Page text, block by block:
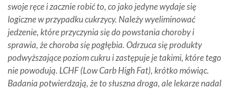
swoje ręce i zacznie robić to, co jako jedyne wydaje się
logiczne w przypadku cukrzycy. Należy wyeliminować
jedzenie, które przyczynia się do powstania choroby i
sprawia, że choroba się pogłębia. Odrzuca się produkty
podwyższające poziom cukru i zastępuje je takimi, które tego
nie powodują. LCHF (Low Carb High Fat), krótko mówiąc.
Badania potwierdzają, że to słuszna droga, ale lekarze nadal